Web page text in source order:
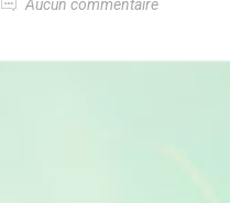
Aucun commentaire